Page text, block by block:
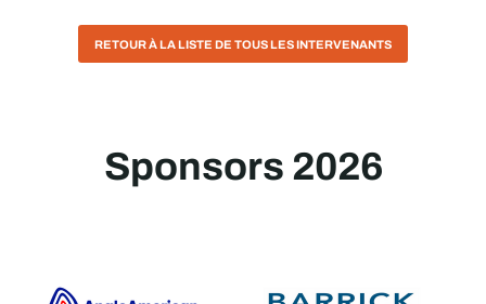
RETOUR À LA LISTE DE TOUS LES INTERVENANTS
Sponsors 2026